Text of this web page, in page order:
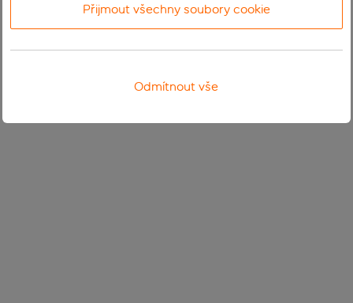
Přijmout všechny soubory cookie
Odmítnout vše